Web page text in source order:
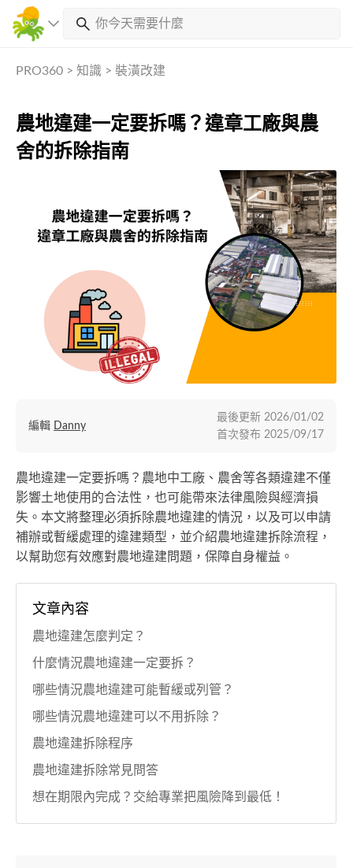
PRO360 > 知識 > 裝潢改建
農地違建一定要拆嗎？違章工廠與農
舍的拆除指南
農地違建一定要拆嗎？農地中工廠、農舍等各類違建不僅
影響土地使用的合法性，也可能帶來法律風險與經濟損
失。本文將整理必須拆除農地違建的情況，以及可以申請
補辦或暫緩處理的違建類型，並介紹農地違建拆除流程，
以幫助您有效應對農地違建問題，保障自身權益。
編輯 Danny
最後更新 2026/01/02
首次發布 2025/09/17
文章內容
農地違建怎麼判定？
什麼情況農地違建一定要拆？
哪些情況農地違建可能暫緩或列管？
哪些情況農地違建可以不用拆除？
農地違建拆除程序
農地違建拆除常見問答
想在期限內完成？交給專業把風險降到最低！